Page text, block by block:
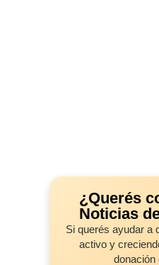
¿Querés
Noticias
Si querés ayudar a
activo y
donación